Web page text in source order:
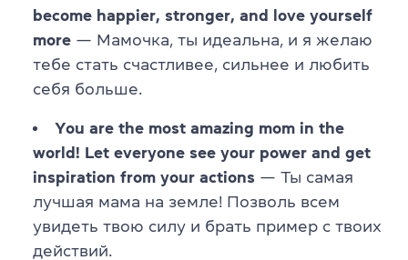
become happier, stronger, and love yourself
more — Мамочка, ты идеальна, и я желаю
тебе стать счастливее, сильнее и любить
себя больше.
You are the most amazing mom in the
world! Let everyone see your power and get
inspiration from your actions — Ты самая
лучшая мама на земле! Позволь всем
увидеть твою силу и брать пример с твоих
действий.